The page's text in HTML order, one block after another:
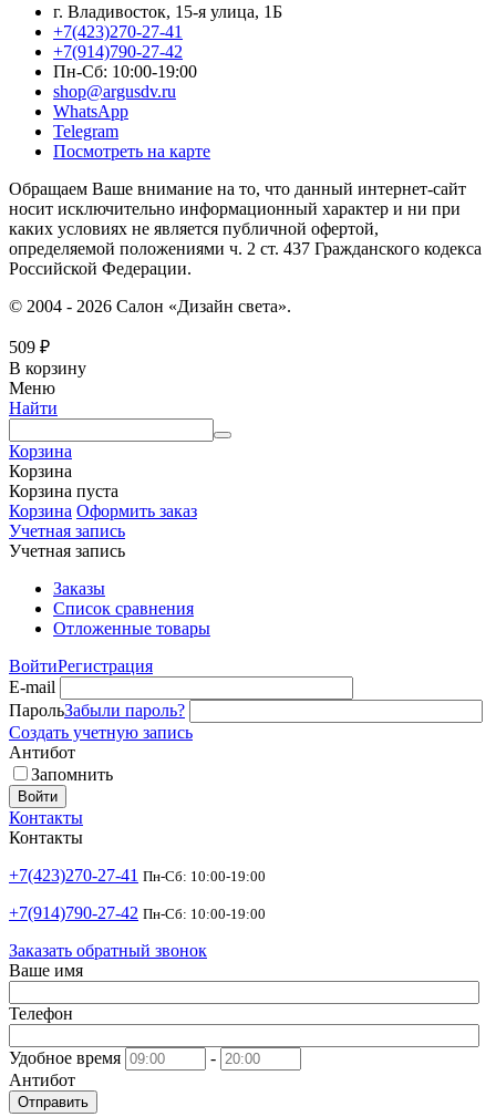
г. Владивосток, 15-я улица, 1Б
+7(423)270-27-41
+7(914)790-27-42
Пн-Сб: 10:00-19:00
shop@argusdv.ru
WhatsApp
Telegram
Посмотреть на карте
Обращаем Ваше внимание на то, что данный интернет-сайт
носит исключительно информационный характер и ни при
каких условиях не является публичной офертой,
определяемой положениями ч. 2 ст. 437 Гражданского кодекса
Российской Федерации.
© 2004 - 2026 Салон «Дизайн света».
509 ₽
В корзину
Меню
Найти
Корзина
Корзина
Корзина пуста
Корзина Оформить заказ
Учетная запись
Учетная запись
Заказы
Список сравнения
Отложенные товары
ВойтиРегистрация
E-mail
ПарольЗабыли пароль?
Создать учетную запись
Антибот
Запомнить
Войти
Контакты
Контакты
+7(423)270-27-41 Пн-Сб: 10:00-19:00
+7(914)790-27-42 Пн-Сб: 10:00-19:00
Заказать обратный звонок
Ваше имя
Телефон
Удобное время
-
Антибот
Отправить